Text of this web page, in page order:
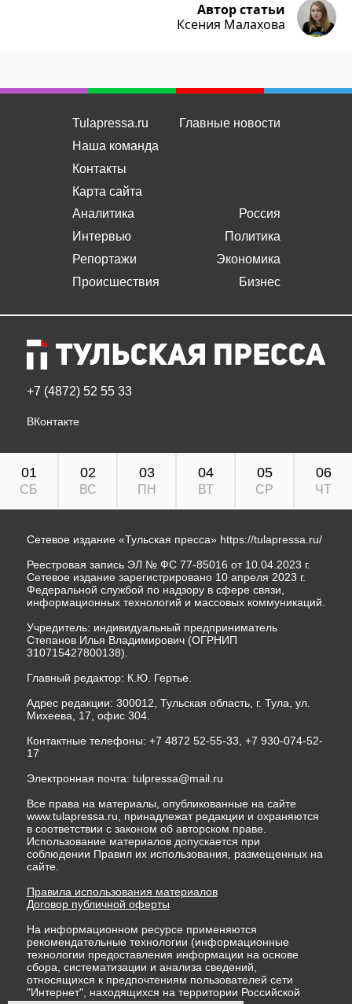
Автор статьи
Ксения Малахова
Tulapressa.ru
Наша команда
Контакты
Карта сайта
Главные новости
Аналитика
Интервью
Репортажи
Происшествия
Россия
Политика
Экономика
Бизнес
+7 (4872) 52 55 33
ВКонтакте
01
СБ
02
ВС
03
ПН
04
ВТ
05
СР
06
ЧТ
Сетевое издание «Тульская пресса» https://tulapressa.ru/
Реестровая запись ЭЛ № ФС 77-85016 от 10.04.2023 г.
Сетевое издание зарегистрировано 10 апреля 2023 г.
Федеральной службой по надзору в сфере связи,
информационных технологий и массовых коммуникаций.
Учредитель: индивидуальный предприниматель
Степанов Илья Владимирович (ОГРНИП
310715427800138).
Главный редактор: К.Ю. Гертье.
Адрес редакции: 300012, Тульская область, г. Тула, ул.
Михеева, 17, офис 304.
Контактные телефоны: +7 4872 52-55-33, +7 930-074-52-
17
Электронная почта: tulpressa@mail.ru
Все права на материалы, опубликованные на сайте
www.tulapressa.ru, принадлежат редакции и охраняются
в соответствии с законом об авторском праве.
Использование материалов допускается при
соблюдении Правил их использования, размещенных на
сайте.
Правила использования материалов
Договор публичной оферты
На информационном ресурсе применяются
рекомендательные технологии (информационные
технологии предоставления информации на основе
сбора, систематизации и анализа сведений,
относящихся к предпочтениям пользователей сети
"Интернет", находящихся на территории Российской